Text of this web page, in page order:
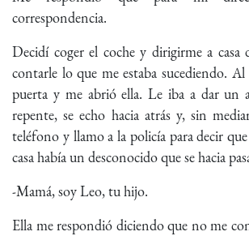
correspondencia.
Decidí coger el coche y dirigirme a casa
contarle lo que me estaba sucediendo.
puerta y me abrió ella. Le iba a dar un
repente, se echo hacia atrás y, sin
teléfono y llamo a la policía para decir
casa había un desconocido que se hacia
-Mamá, soy Leo, tu hijo.
Ella me respondió diciendo que no me